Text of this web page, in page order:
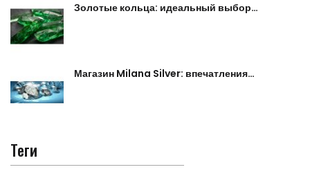
Золотые кольца: идеальный выбор…
Магазин Milana Silver: впечатления…
Теги